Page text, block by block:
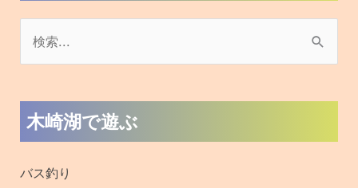
象
木崎湖で遊ぶ
バス釣り